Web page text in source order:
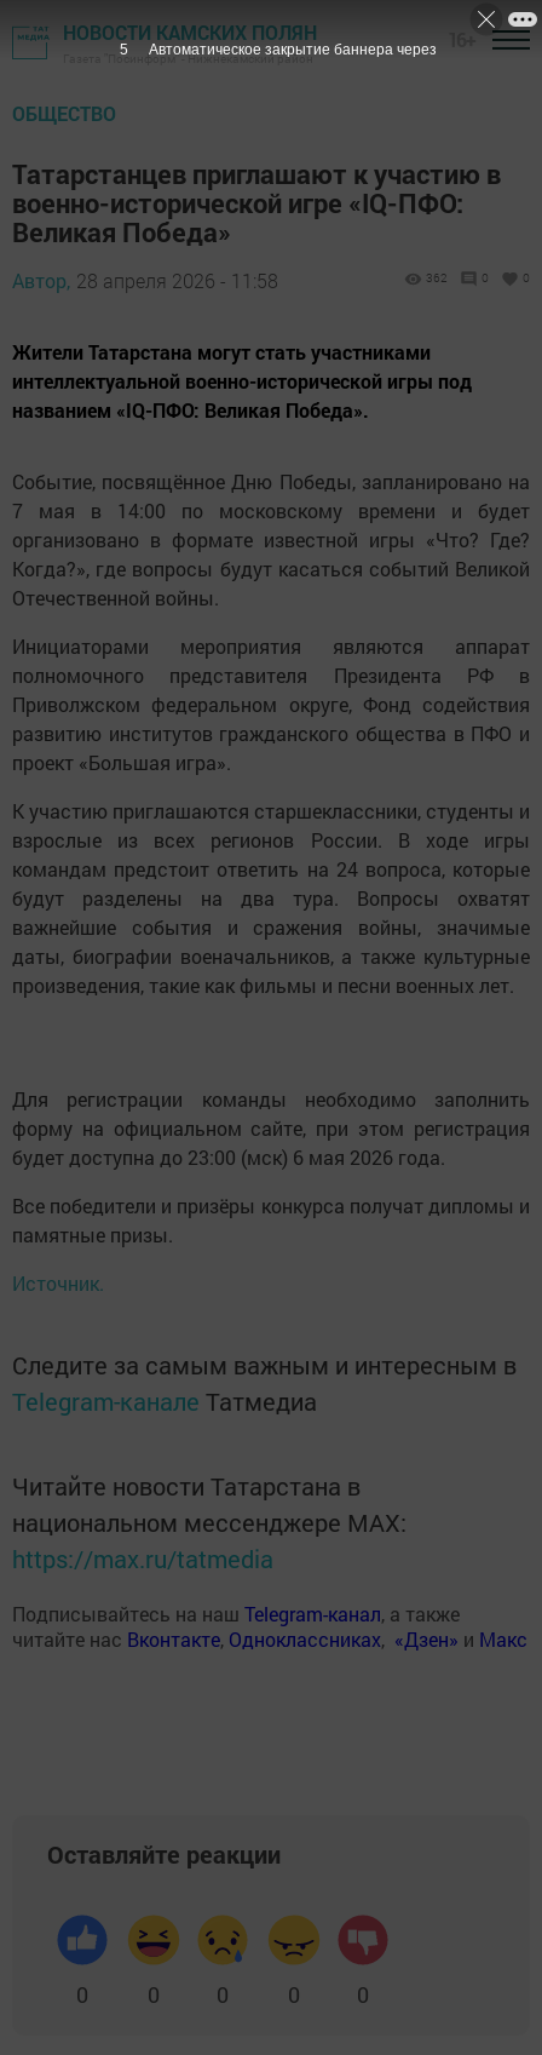
НОВОСТИ КАМСКИХ ПОЛЯН
Газета "Посинформ" - Нижнекамский район
ОБЩЕСТВО
Татарстанцев приглашают к участию в
военно-исторической игре «IQ-ПФО:
Великая Победа»
Автор, 28 апреля 2026 - 11:58 362 0 0
Жители Татарстана могут стать участниками
интеллектуальной военно-исторической игры под
названием «IQ-ПФО: Великая Победа».
Событие, посвящённое Дню Победы, запланировано на
7 мая в 14:00 по московскому времени и будет
организовано в формате известной игры «Что? Где?
Когда?», где вопросы будут касаться событий Великой
Отечественной войны.
Инициаторами мероприятия являются аппарат
полномочного представителя Президента РФ в
Приволжском федеральном округе, Фонд содействия
развитию институтов гражданского общества в ПФО и
проект «Большая игра».
К участию приглашаются старшеклассники, студенты и
взрослые из всех регионов России. В ходе игры
командам предстоит ответить на 24 вопроса, которые
будут разделены на два тура. Вопросы охватят
важнейшие события и сражения войны, значимые
даты, биографии военачальников, а также культурные
произведения, такие как фильмы и песни военных лет.
Для регистрации команды необходимо заполнить
форму на официальном сайте, при этом регистрация
будет доступна до 23:00 (мск) 6 мая 2026 года.
Все победители и призёры конкурса получат дипломы и
памятные призы.
Источник.
Следите за самым важным и интересным в
Telegram-канале Татмедиа
Читайте новости Татарстана в
национальном мессенджере MАХ:
https://max.ru/tatmedia
Подписывайтесь на наш Telegram-канал, а также
читайте нас Вконтакте, Одноклассниках, «Дзен» и Макс
Оставляйте реакции
0 0 0 0 0
4 Автоматическое закрытие баннера через